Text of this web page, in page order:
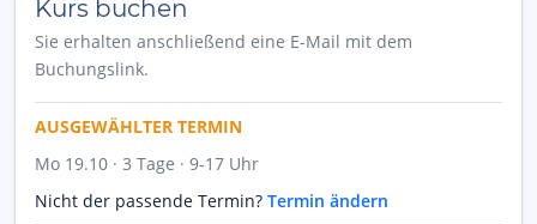
Kurs buchen
Sie erhalten anschließend eine E-Mail mit dem
Buchungslink.
AUSGEWÄHLTER TERMIN
Mo 19.10 · 3 Tage · 9-17 Uhr
Nicht der passende Termin? Termin ändern